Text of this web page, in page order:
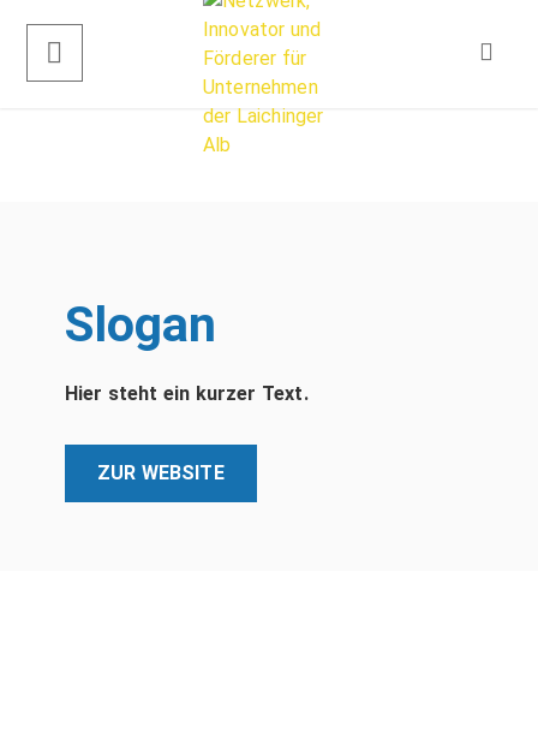
Slogan
Hier steht ein kurzer Text.
ZUR WEBSITE